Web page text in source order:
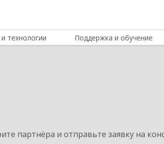
технологии Поддержка и обучение
партнёра и отправьте заявку на